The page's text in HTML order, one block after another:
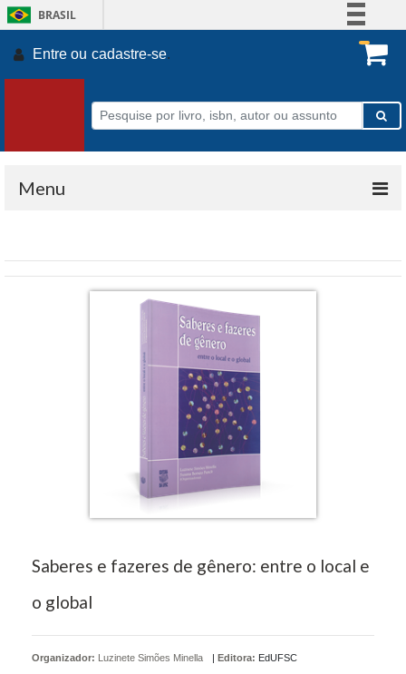
BRASIL
Participe
Acesso à informação
Legislação
Entre ou cadastre-se.
Menu
Saberes e fazeres de gênero: entre o local e
o global
Organizador: Luzinete Simões Minella | Editora: EdUFSC